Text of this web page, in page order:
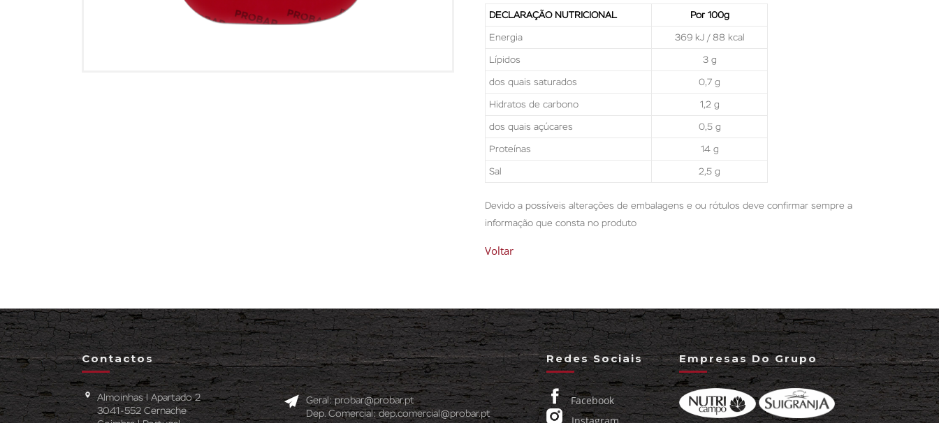
DECLARAÇÃO NUTRICIONAL Por 100g
Energia 369 kJ / 88 kcal
Lípidos 3 g
dos quais saturados 0,7 g
Hidratos de carbono 1,2 g
dos quais açúcares 0,5 g
Proteínas 14 g
Sal 2,5 g
Devido a possíveis alterações de embalagens e ou rótulos deve confirmar sempre a
informação que consta no produto
Voltar
Contactos
Almoinhas l Apartado 2
3041-552 Cernache
Geral:probar@probar.pt
Dep. Comercial:dep.comercial@probar.pt
Redes Sociais
Facebook
Empresas Do Grupo